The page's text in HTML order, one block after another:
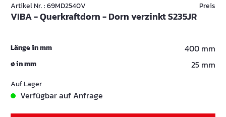
Artikel Nr. : 69MD2540V
VIBA - Querkraftdorn - Dorn verzinkt S235JR
Preis
Länge in mm 400 mm
ø in mm 25 mm
Auf Lager
Verfügbar auf Anfrage